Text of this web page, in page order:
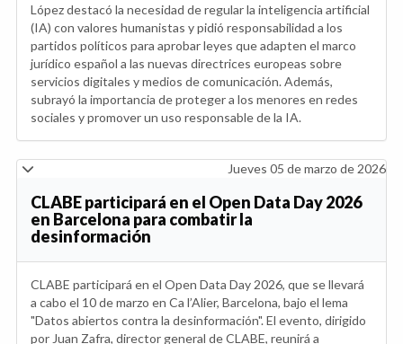
López destacó la necesidad de regular la inteligencia artificial
(IA) con valores humanistas y pidió responsabilidad a los
partidos políticos para aprobar leyes que adapten el marco
jurídico español a las nuevas directrices europeas sobre
servicios digitales y medios de comunicación. Además,
subrayó la importancia de proteger a los menores en redes
sociales y promover un uso responsable de la IA.
Jueves 05 de marzo de 2026
CLABE participará en el Open Data Day 2026
en Barcelona para combatir la
desinformación
CLABE participará en el Open Data Day 2026, que se llevará
a cabo el 10 de marzo en Ca l’Alier, Barcelona, bajo el lema
"Datos abiertos contra la desinformación". El evento, dirigido
por Juan Zafra, director general de CLABE, reunirá a